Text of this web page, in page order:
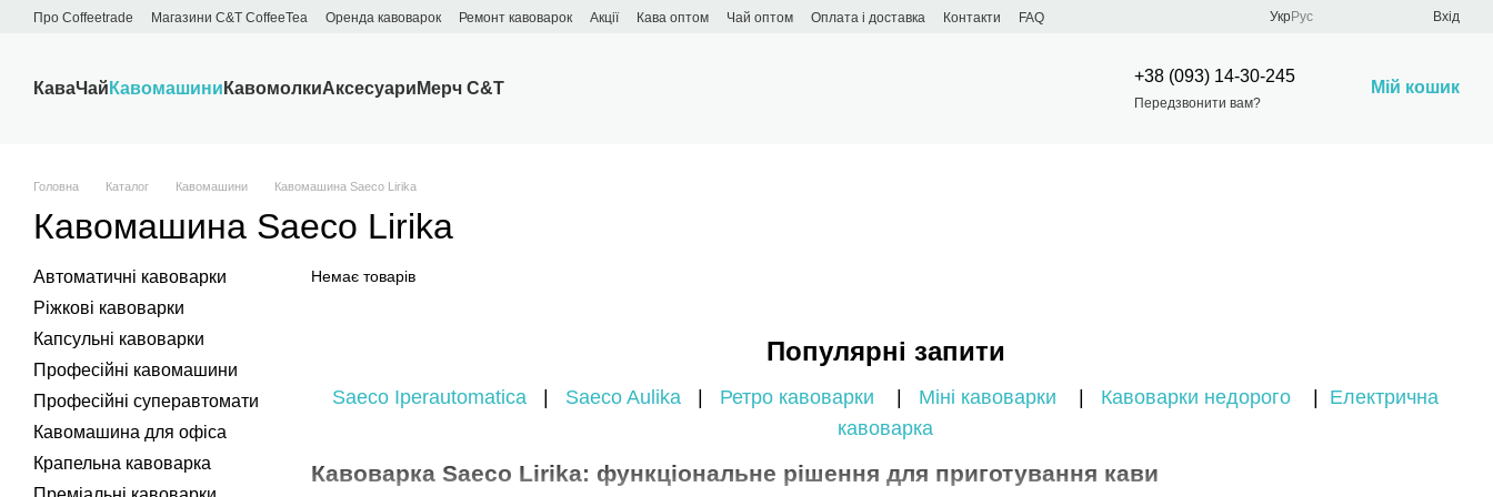
Перейти до основного контенту
Про Сoffeetrade Магазини C&T CoffeeTea Оренда кавоварок Ремонт кавоварок Акції Кава оптом Чай оптом Оплата і доставка Контакти
FAQ
УкрРус Вхід
КаваЧай Кавомашини КавомолкиАксесуари Мерч C&T
+38 (093) 14-30-245
Передзвонити вам?
Мій кошик
Головна Каталог Кавомашини Кавомашина Saeco Lirika
Кавомашина Saeco Lirika
Популярні запити
Saeco Iperautomatica Saeco Aulika Ретро кавоварки Міні кавоварки Кавоварки недорого
Електрична
кавоварка
Кавоварка Saeco Lirika: функціональне рішення для приготування кави
Немає товарів
Автоматичні кавоварки
Ріжкові кавоварки
Капсульні кавоварки
Професійні кавомашини
Професійні суперавтомати
Кавомашина для офіса
Крапельна кавоварка